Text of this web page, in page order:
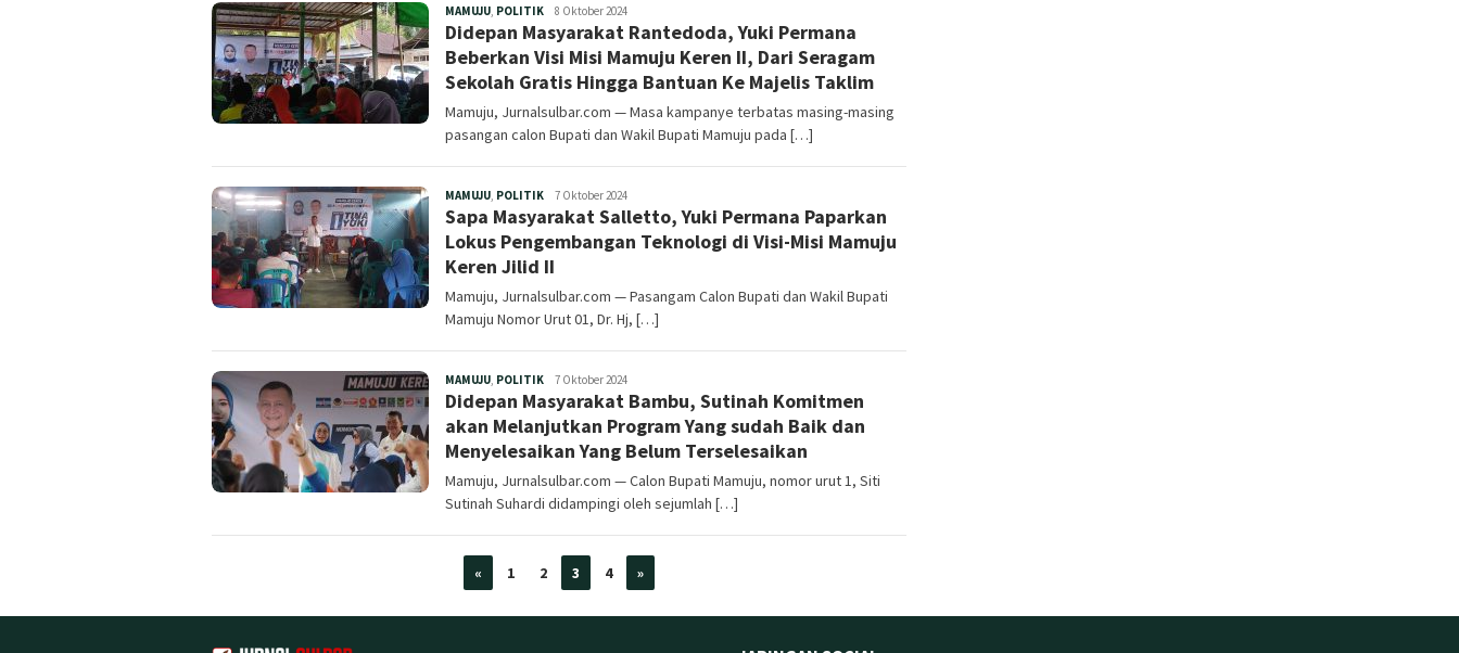
MAMUJU, POLITIKRedaksi
8 Oktober 2024
Didepan Masyarakat Rantedoda, Yuki Permana
Beberkan Visi Misi Mamuju Keren II, Dari Seragam
Sekolah Gratis Hingga Bantuan Ke Majelis Taklim
Mamuju, Jurnalsulbar.com — Masa kampanye terbatas masing-masing
pasangan calon Bupati dan Wakil Bupati Mamuju pada […]
MAMUJU, POLITIKRedaksi
7 Oktober 2024
Sapa Masyarakat Salletto, Yuki Permana Paparkan
Lokus Pengembangan Teknologi di Visi-Misi Mamuju
Keren Jilid II
Mamuju, Jurnalsulbar.com — Pasangam Calon Bupati dan Wakil Bupati
Mamuju Nomor Urut 01, Dr. Hj, […]
MAMUJU, POLITIKRedaksi
7 Oktober 2024
Didepan Masyarakat Bambu, Sutinah Komitmen
akan Melanjutkan Program Yang sudah Baik dan
Menyelesaikan Yang Belum Terselesaikan
Mamuju, Jurnalsulbar.com — Calon Bupati Mamuju, nomor urut 1, Siti
Sutinah Suhardi didampingi oleh sejumlah […]
« 1 2 3 4 »